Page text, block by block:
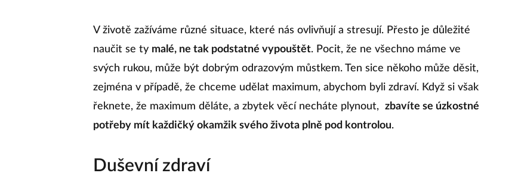
V životě zažíváme různé situace, které nás ovlivňují a stresují. Přesto je důležité
naučit se ty malé, ne tak podstatné vypouštět. Pocit, že ne všechno máme ve
svých rukou, může být dobrým odrazovým můstkem. Ten sice někoho může děsit,
zejména v případě, že chceme udělat maximum, abychom byli zdraví. Když si však
řeknete, že maximum děláte, a zbytek věcí necháte plynout, zbavíte se úzkostné
potřeby mít každičký okamžik svého života plně pod kontrolou.
Duševní zdraví